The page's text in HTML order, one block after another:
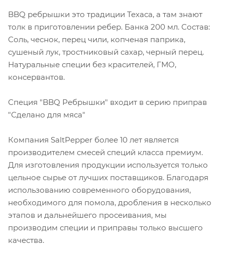
BBQ ребрышки это традиции Техаса, а там знают
толк в приготовлении ребер. Банка 200 мл. Состав:
Соль, чеснок, перец чили, копченая паприка,
сушеный лук, тростниковый сахар, черный перец.
Натуральные специи без красителей, ГМО,
консервантов.
Специя "BBQ Ребрышки" входит в серию приправ
"Сделано для мяса"
Компания SaltPepper более 10 лет является
производителем смесей специй класса премиум.
Для изготовления продукции используется только
цельное сырье от лучших поставщиков. Благодаря
использованию современного оборудования,
необходимого для помола, дробления в несколько
этапов и дальнейшего просеивания, мы
производим специи и приправы только высшего
качества.